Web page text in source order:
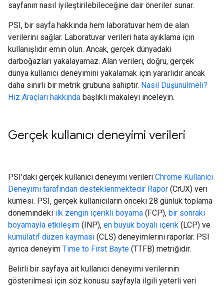
sayfanın nasıl iyileştirilebileceğine dair öneriler sunar.
PSI, bir sayfa hakkında hem laboratuvar hem de alan
verilerini sağlar. Laboratuvar verileri hata ayıklama için
kullanışlıdır emin olun. Ancak, gerçek dünyadaki
darboğazları yakalayamaz. Alan verileri, doğru, gerçek
dünya kullanıcı deneyimini yakalamak için yararlıdır ancak
daha sınırlı bir metrik grubuna sahiptir. Nasıl Düşünülmeli?
Hız Araçları hakkında başlıklı makaleyi inceleyin.
Gerçek kullanıcı deneyimi verileri
PSI'daki gerçek kullanıcı deneyimi verileri Chrome Kullanıcı
Deneyimi tarafından desteklenmektedir Rapor (CrUX) veri
kümesi. PSI, gerçek kullanıcıların önceki 28 günlük toplama
dönemindeki ilk zengin içerikli boyama (FCP), bir sonraki
boyamayla etkileşim (INP), en büyük boyalı içerik (LCP) ve
kümülatif düzen kayması (CLS) deneyimlerini raporlar. PSI
ayrıca deneyim Time to First Bayte (TTFB) metriğidir.
Belirli bir sayfaya ait kullanıcı deneyimi verilerinin
gösterilmesi için söz konusu sayfayla ilgili yeterli veri